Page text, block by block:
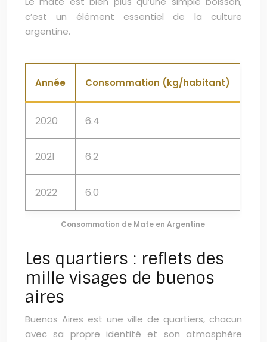
c’est un élément essentiel de la culture
argentine.
Consommation de Mate en Argentine
Année Consommation (kg/habitant)
2020 6.4
2021 6.2
2022 6.0
Les quartiers : reflets des
mille visages de buenos
aires
Buenos Aires est une ville de quartiers, chacun
avec sa propre identité et son atmosphère